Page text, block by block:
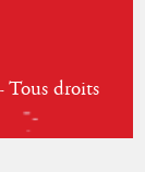
droits